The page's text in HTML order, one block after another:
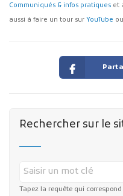
Communiqués & infos pratiques et
aussi à faire un tour sur YouTube
Rechercher sur le
Tapez la requête qui